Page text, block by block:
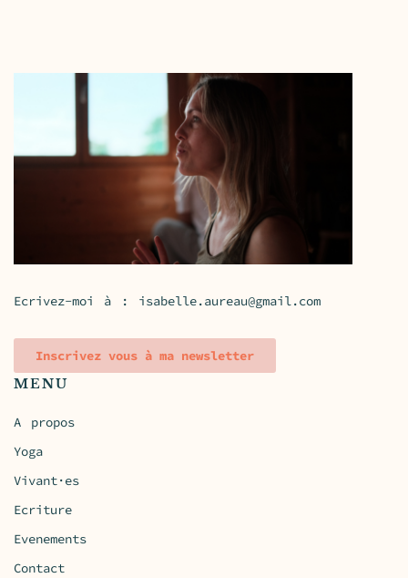
Ecrivez-moi à : isabelle.aureau@gmail.com
Inscrivez vous à ma newsletter
MENU
A propos
Yoga
Vivant·es
Ecriture
Evenements
Contact